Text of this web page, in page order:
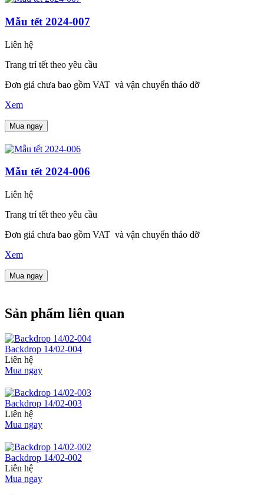
Mẫu tết 2024-007
Liên hệ
Trang trí tết theo yêu cầu
Đơn giá chưa bao gồm VAT và vận chuyển tháo dỡ
Xem
Mua ngay
Mẫu tết 2024-006
Liên hệ
Trang trí tết theo yêu cầu
Đơn giá chưa bao gồm VAT và vận chuyển tháo dỡ
Xem
Mua ngay
Sản phẩm liên quan
Backdrop 14/02-004
Liên hệ
Mua ngay
Backdrop 14/02-003
Liên hệ
Mua ngay
Backdrop 14/02-002
Liên hệ
Mua ngay